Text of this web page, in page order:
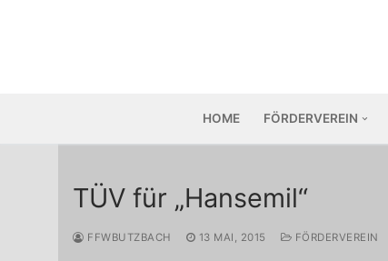
HOME FÖRDERVEREIN
TÜV für „Hansemil“
FFWBUTZBACH 13 MAI, 2015 FÖRDERVEREIN